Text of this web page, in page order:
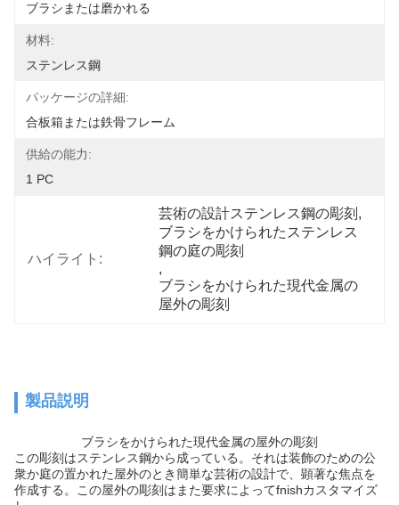
ブラシまたは磨かれる
材料:
ステンレス鋼
パッケージの詳細:
合板箱または鉄骨フレーム
供給の能力:
1 PC
ハイライト:
芸術の設計ステンレス鋼の彫刻 ,
ブラシをかけられたステンレス
鋼の庭の彫刻
,
ブラシをかけられた現代金属の
屋外の彫刻
製品説明
ブラシをかけられた現代金属の屋外の彫刻
この彫刻はステンレス鋼から成っている。それは装飾のための公
衆か庭の置かれた屋外のとき簡単な芸術の設計で、顕著な焦点を
作成する。この屋外の彫刻はまた要求によってfnishカスタマイズ